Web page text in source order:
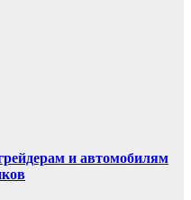
и автомобилям